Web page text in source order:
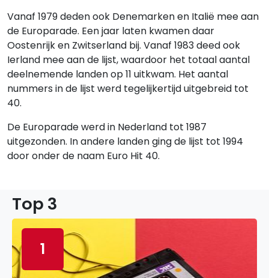
Vanaf 1979 deden ook Denemarken en Italië mee aan
de Europarade. Een jaar laten kwamen daar
Oostenrijk en Zwitserland bij. Vanaf 1983 deed ook
Ierland mee aan de lijst, waardoor het totaal aantal
deelnemende landen op 11 uitkwam. Het aantal
nummers in de lijst werd tegelijkertijd uitgebreid tot
40.
De Europarade werd in Nederland tot 1987
uitgezonden. In andere landen ging de lijst tot 1994
door onder de naam Euro Hit 40.
Top 3
1